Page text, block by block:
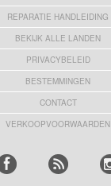
REPARATIE HANDLEIDING
BEKIJK ALLE LANDEN
PRIVACYBELEID
BESTEMMINGEN
CONTACT
VERKOOPVOORWAARDEN